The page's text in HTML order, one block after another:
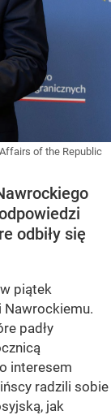
of the Republic
odbiły się
w piątek
Nawrockiemu.
padły
interesem
radzili sobie
jak